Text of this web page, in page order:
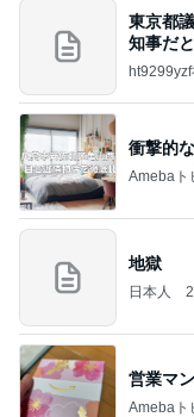
東京都
知事だ
か？
衝撃的
Amebaト
地獄
日本人
営業マ
Amebaト